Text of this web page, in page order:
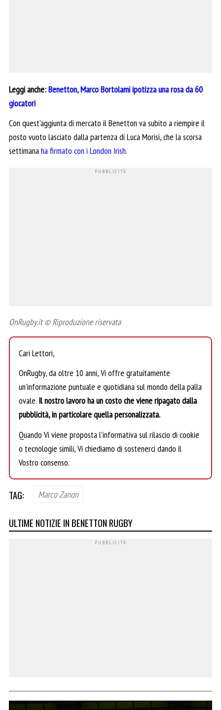
Leggi anche:Benetton, Marco Bortolami ipotizza una rosa da 60
giocatori
Con quest’aggiunta di mercato il Benetton va subito a riempire il
posto vuoto lasciato dalla partenza di Luca Morisi, che la scorsa
settimanaha firmato con i London Irish.
OnRugby.it © Riproduzione riservata
Cari Lettori,
OnRugby, da oltre 10 anni, Vi offre gratuitamente
un’informazione puntuale e quotidiana sul mondo della palla
ovale. Il nostro lavoro ha un costo che viene ripagato dalla
pubblicità, in particolare quella personalizzata.
Quando Vi viene proposta l’informativa sul rilascio di cookie
o tecnologie simili, Vi chiediamo di sostenerci dando il
Vostro consenso.
TAG: Marco Zanon
ULTIME NOTIZIE IN BENETTON RUGBY